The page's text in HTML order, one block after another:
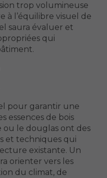
trop volumineuse
l’équilibre visuel de
saura évaluer et
qui
pour garantir une
essences de bois
ou le douglas ont des
et techniques qui
existante. Un
orienter vers les
du climat, de